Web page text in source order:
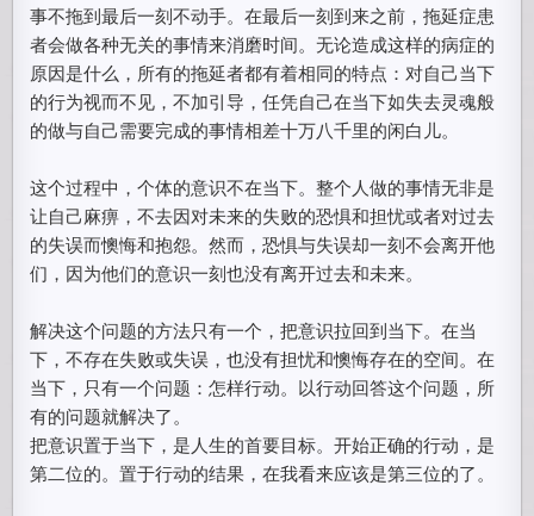
事不拖到最后一刻不动手。在最后一刻到来之前，拖延症患
者会做各种无关的事情来消磨时间。无论造成这样的病症的
原因是什么，所有的拖延者都有着相同的特点：对自己当下
的行为视而不见，不加引导，任凭自己在当下如失去灵魂般
的做与自己需要完成的事情相差十万八千里的闲白儿。
这个过程中，个体的意识不在当下。整个人做的事情无非是
让自己麻痹，不去因对未来的失败的恐惧和担忧或者对过去
的失误而懊悔和抱怨。然而，恐惧与失误却一刻不会离开他
们，因为他们的意识一刻也没有离开过去和未来。
解决这个问题的方法只有一个，把意识拉回到当下。在当
下，不存在失败或失误，也没有担忧和懊悔存在的空间。在
当下，只有一个问题：怎样行动。以行动回答这个问题，所
有的问题就解决了。
把意识置于当下，是人生的首要目标。开始正确的行动，是
第二位的。置于行动的结果，在我看来应该是第三位的了。